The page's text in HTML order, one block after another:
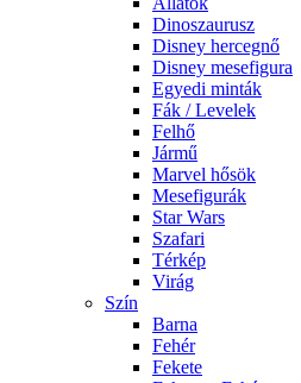
Dinoszaurusz
Disney hercegnő
Disney mesefigura
Egyedi minták
Fák / Levelek
Felhő
Jármű
Marvel hősök
Mesefigurák
Star Wars
Szafari
Térkép
Virág
Szín
Barna
Fehér
Fekete